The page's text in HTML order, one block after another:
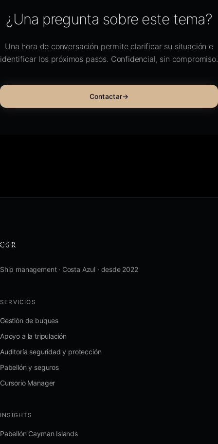
¿Una pregunta sobre este tema?
Una hora de conversación permite clarificar su situación e
identificar los próximos pasos. Confidencial, sin compromiso.
Contactar→
Ship management · Costa Azul · desde 2022
SERVICIOS
Gestión de buques
Apoyo a la tripulación
Auditoría seguridad y protección
Pabellón y seguros
Cursorio Manager
INSIGHTS
Pabellón Cayman Islands